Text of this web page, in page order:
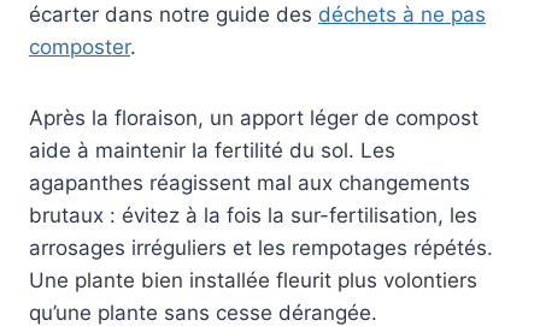
écarter dans notre guide des déchets à ne pas
composter.
Après la floraison, un apport léger de compost
aide à maintenir la fertilité du sol. Les
agapanthes réagissent mal aux changements
brutaux : évitez à la fois la sur-fertilisation, les
arrosages irréguliers et les rempotages répétés.
Une plante bien installée fleurit plus volontiers
qu’une plante sans cesse dérangée.